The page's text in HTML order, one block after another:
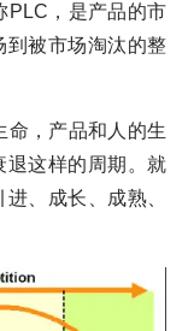
PLC，是产品的市
到被市场淘汰的整
命，产品和人的生
退这样的周期。就
、成长、成熟、